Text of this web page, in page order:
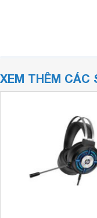
XEM THÊM